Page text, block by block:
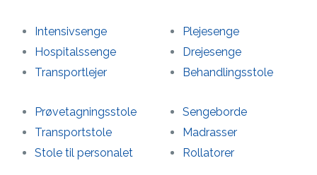
Intensivsenge
Hospitalssenge
Transportlejer
Plejesenge
Drejesenge
Behandlings­stole
Prøvetagnings­stole
Transportstole
Stole til personalet
Sengeborde
Madrasser
Rollatorer